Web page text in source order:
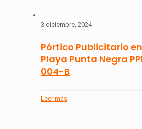
3 diciembre, 2024
Pórtico Publicitario en
Playa Punta Negra
004-B
Leer más